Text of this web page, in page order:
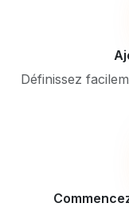
Définissez